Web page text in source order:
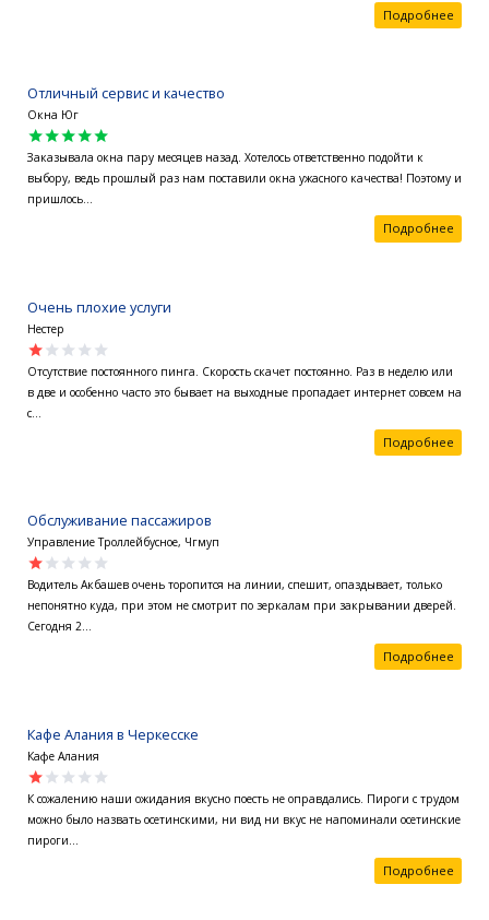
Подробнее
Отличный сервис и качество
Окна Юг
star
star
star
star
star
Заказывала окна пару месяцев назад. Хотелось ответственно подойти к
выбору, ведь прошлый раз нам поставили окна ужасного качества! Поэтому и
пришлось...
Подробнее
Очень плохие услуги
Нестер
star
star
star
star
star
Отсутствие постоянного пинга. Скорость скачет постоянно. Раз в неделю или
в две и особенно часто это бывает на выходные пропадает интернет совсем на
с...
Подробнее
Обслуживание пассажиров
Управление Троллейбусное, Чгмуп
star
star
star
star
star
Водитель Акбашев очень торопится на линии, спешит, опаздывает, только
непонятно куда, при этом не смотрит по зеркалам при закрывании дверей.
Сегодня 2...
Подробнее
Кафе Алания в Черкесске
Кафе Алания
star
star
star
star
star
К сожалению наши ожидания вкусно поесть не оправдались. Пироги с трудом
можно было назвать осетинскими, ни вид ни вкус не напоминали осетинские
пироги...
Подробнее